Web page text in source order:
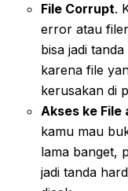
File Corrupt.
error atau
bisa jadi
karena file
kerusakan di
Akses ke File
kamu mau
lama banget,
jadi tanda